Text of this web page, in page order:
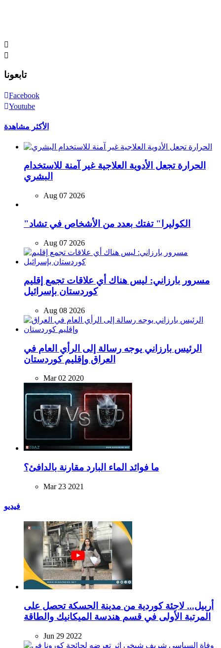
تابعونا
Facebook
Youtube
الأكثر مشاهدة
الحرارة تجعل الأدوية العلاجية غير آمنة للاستخدام
البشري
Aug 07 2026
"الكوليرا" تفتك بعدد من الأشخاص في تشاد
Aug 07 2026
مسرور بارزاني: ليس هناك أي علاقات تجمع إقليم
كوردستان بإسرائيل
Aug 08 2026
الرئیس بارزاني يوجه رسالة إلى الرأي العام في
العراق وإقليم كوردستان
Mar 02 2020
ما فوائد الماء البارد مقارنة بالدافئ؟
Mar 23 2021
فيديو
أربيل... لاجئة كوردية من مدينة الحسكة تحصل على
المرتبة الأولى في قسم هندسة الميكانيك والطاقة
Jun 29 2022